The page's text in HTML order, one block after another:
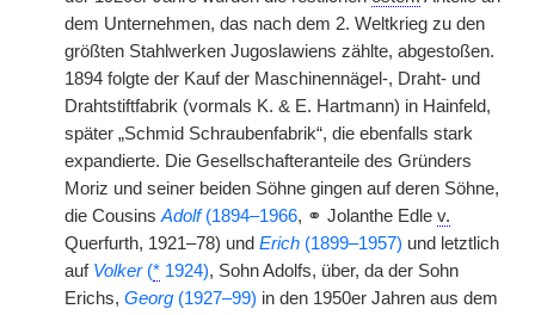
dem Unternehmen, das nach dem 2. Weltkrieg zu den
größten Stahlwerken Jugoslawiens zählte, abgestoßen.
1894 folgte der Kauf der Maschinennägel-, Draht- und
Drahtstiftfabrik (vormals K. & E. Hartmann) in Hainfeld,
später „Schmid Schraubenfabrik“, die ebenfalls stark
expandierte. Die Gesellschafteranteile des Gründers
Moriz und seiner beiden Söhne gingen auf deren Söhne,
die Cousins Adolf(1894–1966, ⚭ Jolanthe Edle v.
Querfurth, 1921–78) und Erich (1899–1957) und letztlich
auf Volker(* 1924), Sohn Adolfs, über, da der Sohn
Erichs, Georg (1927–99) in den 1950er Jahren aus dem